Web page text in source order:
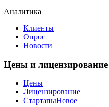
Аналитика
Клиенты
Опрос
Новости
Цены и лицензирование
Цены
Лицензирование
СтартапыНовое